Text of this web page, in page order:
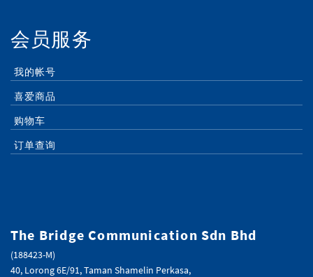
会员服务
我的帐号
喜爱商品
购物车
订单查询
The Bridge Communication Sdn Bhd
(188423-M)
40, Lorong 6E/91, Taman Shamelin Perkasa,